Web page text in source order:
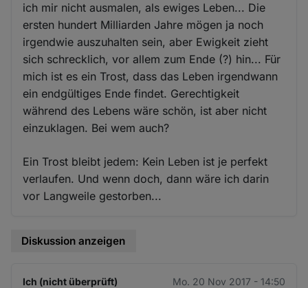
ich mir nicht ausmalen, als ewiges Leben... Die
ersten hundert Milliarden Jahre mögen ja noch
irgendwie auszuhalten sein, aber Ewigkeit zieht
sich schrecklich, vor allem zum Ende (?) hin... Für
mich ist es ein Trost, dass das Leben irgendwann
ein endgültiges Ende findet. Gerechtigkeit
während des Lebens wäre schön, ist aber nicht
einzuklagen. Bei wem auch?
Ein Trost bleibt jedem: Kein Leben ist je perfekt
verlaufen. Und wenn doch, dann wäre ich darin
vor Langweile gestorben...
Diskussion anzeigen
Ich (nicht überprüft) Mo. 20 Nov 2017 - 14:50